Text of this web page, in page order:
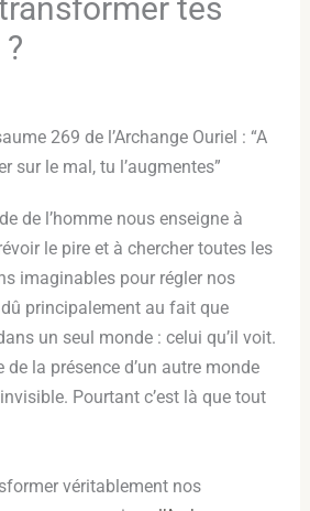
tes
269 de l’Archange Ouriel : “A
sur le mal, tu l’augmentes”
de l’homme nous enseigne à
le pire et à chercher toutes les
imaginables pour régler nos
principalement au fait que
un seul monde : celui qu’il voit.
de la présence d’un autre monde
Pourtant c’est là que tout
véritablement nos